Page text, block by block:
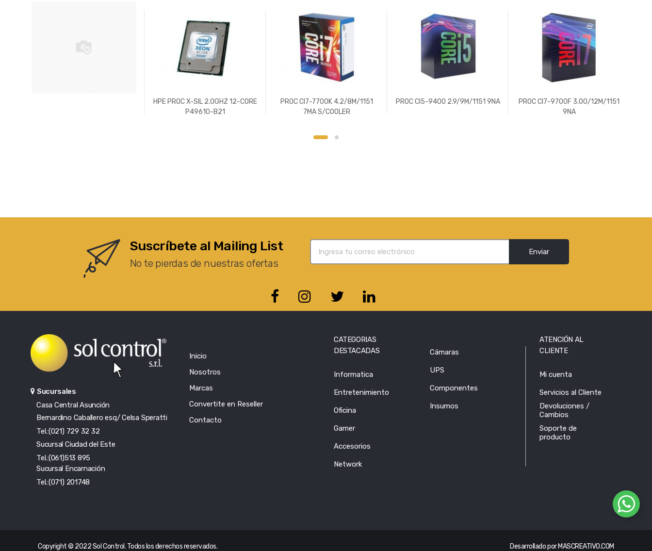
HPE PROC X-SIL 2.0GHZ 12-CORE
P49610-B21
PROC CI7-7700K 4.2/8M/1151
7MA S/COOLER
PROC CI5-9400 2.9/9M/1151 9NA
PROC CI7-9700F 3.00/12M/1151
9NA
Suscríbete al Mailing List
No te pierdas de nuestras ofertas
Enviar
Sucursales
Casa Central Asunción
Bernardino Caballero esq/ Celsa Speratti
Tel.:(021) 729 32 32
Sucursal Ciudad del Este
Tel.:(061)513 895
Sucursal Encarnación
Tel.:(071) 201748
Inicio
Nosotros
Marcas
Convertite en Reseller
Contacto
CATEGORIAS
DESTACADAS
Informatica
Entretenimiento
Oficina
Gamer
Accesorios
Network
Cámaras
UPS
Componentes
Insumos
ATENCIÓN AL
CLIENTE
Mi cuenta
Servicios al Cliente
Devoluciones /
Cambios
Soporte de
producto
Copyright © 2022 Sol Control. Todos los derechos reservados. Desarrollado porMASCREATIVO.COM